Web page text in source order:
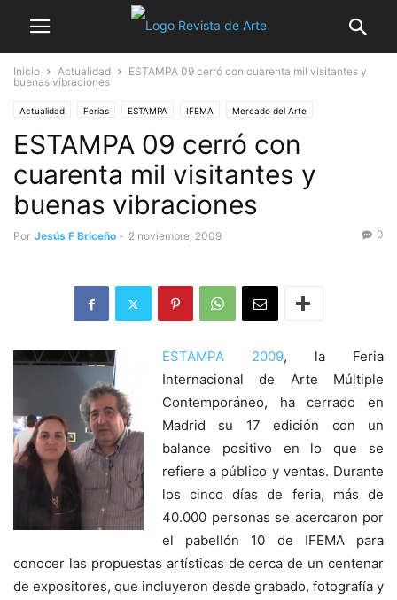
Inicio Actualidad
ESTAMPA 09 cerró con cuarenta mil visitantes y
buenas vibraciones
Actualidad Ferias ESTAMPA IFEMA Mercado del Arte
ESTAMPA 09 cerró con
cuarenta mil visitantes y
buenas vibraciones
Por Jesús F Briceño - 2 noviembre, 2009 0
ESTAMPA 2009, la Feria
Internacional de Arte Múltiple
Contemporáneo, ha cerrado en
Madrid su 17 edición con un
balance positivo en lo que se
refiere a público y ventas. Durante
los cinco días de feria, más de
40.000 personas se acercaron por
el pabellón 10 de IFEMA para
conocer las propuestas artísticas de cerca de un centenar
de expositores, que incluyeron desde grabado, fotografía y